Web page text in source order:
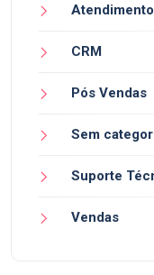
CRM
Pós Vendas
Sem
Suporte
Vendas